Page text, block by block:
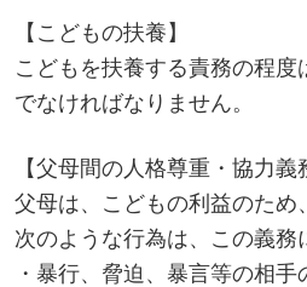
【こどもの扶養】
こどもを扶養する責務の程度
でなければなりません。
【父母間の人格尊重・協力義
父母は、こどもの利益のため
次のような行為は、この義務
・暴行、脅迫、暴言等の相